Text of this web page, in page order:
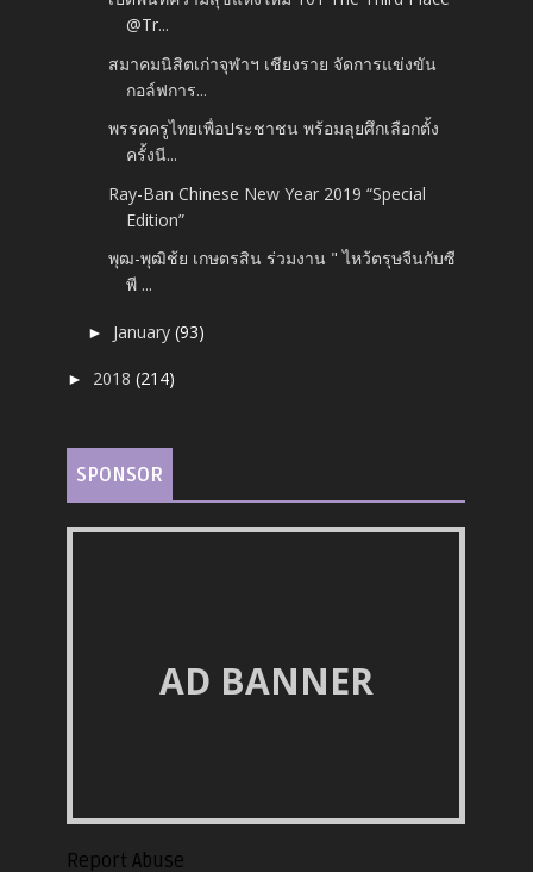
@Tr...
สมาคมนิสิตเก่าจุฬาฯ เชียงราย จัดการแข่งขัน
กอล์ฟการ...
พรรคครูไทยเพื่อประชาชน พร้อมลุยศึกเลือกตั้ง
ครั้งนี...
Ray-Ban Chinese New Year 2019 “Special
Edition”
พุฒ-พุฒิช้ย เกษตรสิน ร่วมงาน " ไหว้ตรุษจีนกับซี
พี ...
► January(93)
► 2018(214)
SPONSOR
AD BANNER
Report Abuse